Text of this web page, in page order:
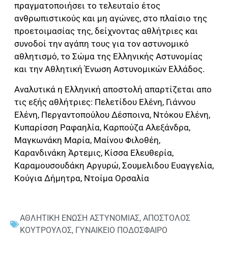
πραγματοποιήσει το τελευταίο έτος
ανθρωπιστικούς και μη αγώνες, στο πλαίσιο της
προετοιμασίας της, δείχνοντας αθλήτριες και
συνοδοί την αγάπη τους για τον αστυνομικό
αθλητισμό, το Σώμα της Ελληνικής Αστυνομίας
και την Αθλητική Ένωση Αστυνομικών Ελλάδος.
Αναλυτικά η Ελληνική αποστολή απαρτίζεται απο
τις εξής αθλήτριες: Πελετίδου Ελένη, Γιάννου
Ελένη, Περγαντοπούλου Δέσποινα, Ντόκου Ελένη,
Κυπαρίσση Ραφαηλία, Καρπούζα Αλεξάνδρα,
Μαγκωνάκη Μαρία, Μαίνου Φιλοθέη,
Καρανδινάκη Άρτεμις, Κίσσα Ελευθερία,
Καραμουσουδάκη Αργυρώ, Σουμελιδου Ευαγγελία,
Κούγια Δήμητρα, Ντοίμα Ορσαλία
ΑΘΛΗΤΙΚΗ ΕΝΩΣΗ ΑΣΤΥΝΟΜΙΑΣ, ΑΠΟΣΤΟΛΟΣ
ΚΟΥΤΡΟΥΛΟΣ, ΓΥΝΑΙΚΕΙΟ ΠΟΔΟΣΦΑΙΡΟ